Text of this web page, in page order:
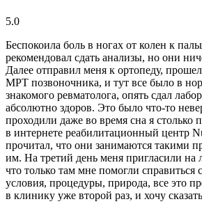
5.0
Беспокоила боль в ногах от колен к
рекомендовал сдать анализы, но они
Далее отправил меня к ортопеду,
МРТ позвоночника, и тут все было в
знакомого ревматолога, опять сдал
абсолютно здоров. Это было что-то
проходили даже во время сна я столько
в интернете реабилитационный центр
прочитал, что они занимаются такими
им. На третий день меня пригласили на
что только там мне помогли
условия, процедуры, природа, все это
в клинику уже второй раз, и хочу